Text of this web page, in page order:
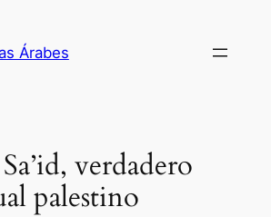
Árabes
verdadero
palestino